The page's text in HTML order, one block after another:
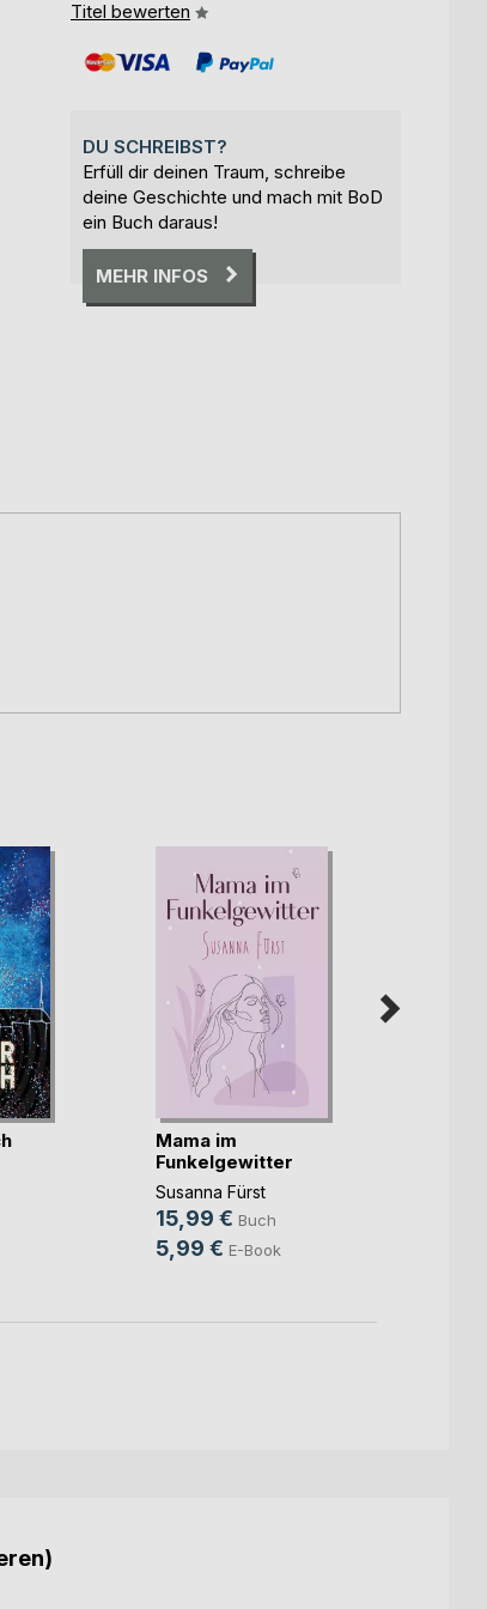
Titel bewerten
DU SCHREIBST?
Erfüll dir deinen Traum, schreibe
deine Geschichte und mach mit BoD
ein Buch daraus!
MEHR INFOS
Mama im
Funkelgewitter
Susanna Fürst
15,99 € Buch
5,99 € E-Book